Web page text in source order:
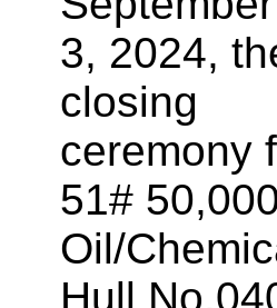
3, 2024,
closing
ceremony
51#
Oil/
Hull